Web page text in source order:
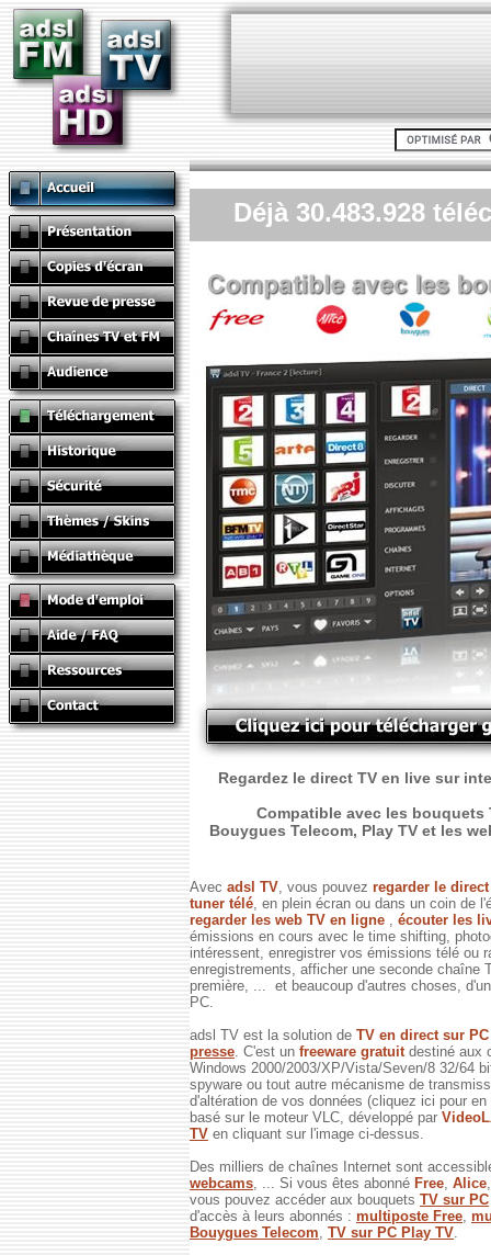
Regardez le direct TV en live sur
Compatible avec les bouquets
Bouygues Telecom, Play TV et les
Avec adsl TV , vous pouvez regarder le
tuner télé , en plein écran ou dans un coin de
regarder les web TV en ligne
écouter les
émissions en cours avec le time shifting,
intéressent, enregistrer vos émissions télé ou
enregistrements, afficher une seconde chaîne
première, ... et beaucoup d'autres choses,
PC.
adsl TV est la solution de TV en direct sur
presse . C'est un freeware gratuit destiné aux
Windows 2000/2003/XP/Vista/Seven/8 32/64
spyware ou tout autre mécanisme de
d'altération de vos données (cliquez ici pour
basé sur le moteur VLC, développé par
TV en cliquant sur l'image ci-dessus.
Des milliers de chaînes Internet sont
webcams , ... Si vous êtes abonné Free Alice
vous pouvez accéder aux bouquets TV sur PC
d'accès à leurs abonnés : multiposte Free
Bouygues Telecom TV sur PC Play TV